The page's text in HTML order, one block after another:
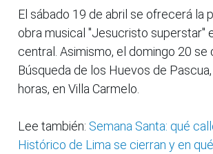
El sábado 19 de abril se ofrecerá la
obra musical "Jesucristo superstar"
central. Asimismo, el domingo 20 se
Búsqueda de los Huevos de
horas, en Villa Carmelo.
Lee también: Semana Santa: qué
Histórico de Lima se cierran y en